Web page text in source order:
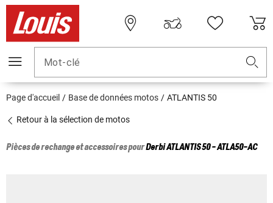
Mot-clé
Page d'accueil Base de données motos ATLANTIS 50
Retour à la sélection de motos
Pièces de rechange et accessoires pourDerbiATLANTIS 50 - ATLA50-AC